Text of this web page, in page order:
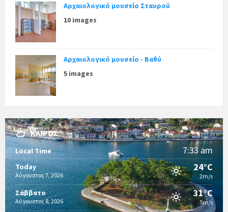
Αρχαιολογικό μουσείο Σταυρού
10 images
Αρχαιολογικό μουσείο - Βαθύ
5 images
ΚΑΙΡΌΣ
Local Time 7:33 am
Today
Αύγουστος 7, 2026
24°C
2m/s
Σάββατο
Αύγουστος 8, 2026
31°C
5m/s